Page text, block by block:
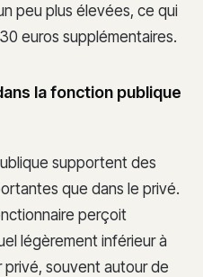
peu plus élevées, ce qui
euros supplémentaires.
la fonction publique
supportent des
que dans le privé.
perçoit
légèrement inférieur à
privé, souvent autour de